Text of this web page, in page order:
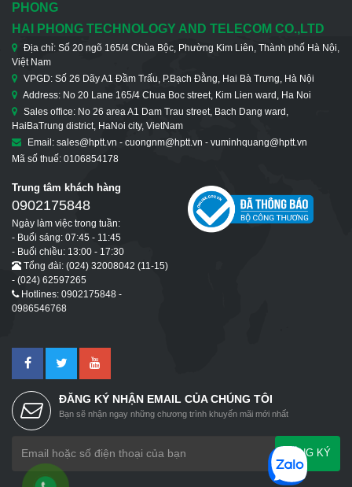
PHONG
HAI PHONG TECHNOLOGY AND TELECOM CO.,LTD
Địa chỉ: Số 20 ngõ 165/4 Chùa Bộc, Phường Kim Liên, Thành phố Hà Nội,
Việt Nam
VPGD: Số 26 Dãy A1 Đầm Trấu, P.Bạch Đằng, Hai Bà Trưng, Hà Nội
Address: No 20 Lane 165/4 Chua Boc street, Kim Lien ward, Ha Noi
Sales office: No 26 area A1 Dam Trau street, Bach Dang ward,
HaiBaTrung district, HaNoi city, VietNam
Email: sales@hptt.vn - cuongnm@hptt.vn - vuminhquang@hptt.vn
Mã số thuế: 0106854178
Trung tâm khách hàng
0902175848
Ngày làm việc trong tuần:
- Buổi sáng: 07:45 - 11:45
- Buổi chiều: 13:00 - 17:30
Tổng đài: (024) 32008042 (11-15)
- (024) 62597265
Hotlines: 0902175848 -
0986546768
ĐĂNG KÝ NHẬN EMAIL CỦA CHÚNG TÔI
Bạn sẽ nhận ngay những chương trình khuyến mãi mới nhất
ĐĂNG KÝ